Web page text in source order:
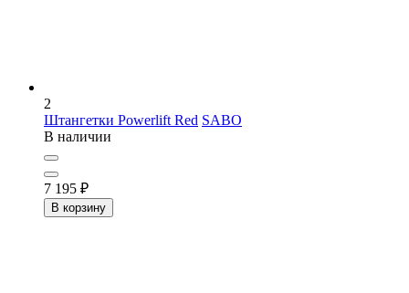
2
Штангетки Powerlift Red SABO
В наличии
7 195 ₽
В корзину